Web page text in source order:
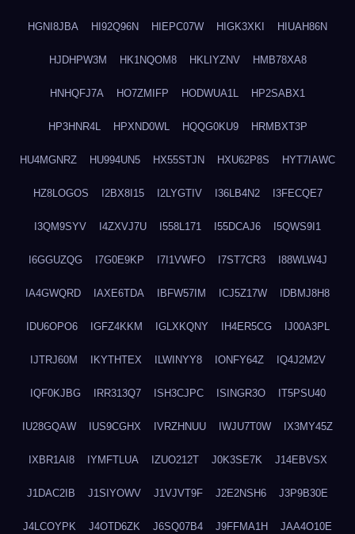
HGNI8JBA HI92Q96N HIEPC07W HIGK3XKI HIUAH86N
HJDHPW3M HK1NQOM8 HKLIYZNV HMB78XA8
HNHQFJ7A HO7ZMIFP HODWUA1L HP2SABX1
HP3HNR4L HPXND0WL HQQG0KU9 HRMBXT3P
HU4MGNRZ HU994UN5 HX55STJN HXU62P8S HYT7IAWC
HZ8LOGOS I2BX8I15 I2LYGTIV I36LB4N2 I3FECQE7
I3QM9SYV I4ZXVJ7U I558L171 I55DCAJ6 I5QWS9I1
I6GGUZQG I7G0E9KP I7I1VWFO I7ST7CR3 I88WLW4J
IA4GWQRD IAXE6TDA IBFW57IM ICJ5Z17W IDBMJ8H8
IDU6OPO6 IGFZ4KKM IGLXKQNY IH4ER5CG IJ00A3PL
IJTRJ60M IKYTHTEX ILWINYY8 IONFY64Z IQ4J2M2V
IQF0KJBG IRR313Q7 ISH3CJPC ISINGR3O IT5PSU40
IU28GQAW IUS9CGHX IVRZHNUU IWJU7T0W IX3MY45Z
IXBR1AI8 IYMFTLUA IZUO212T J0K3SE7K J14EBVSX
J1DAC2IB J1SIYOWV J1VJVT9F J2E2NSH6 J3P9B30E
J4LCOYPK J4OTD6ZK J6SQ07B4 J9FFMA1H JAA4O10E